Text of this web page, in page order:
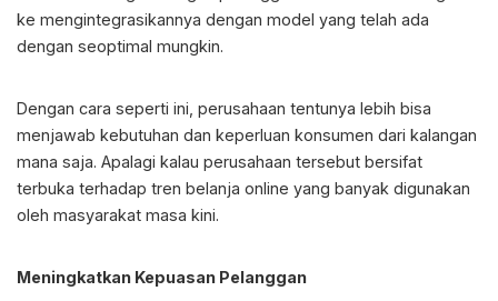
ke mengintegrasikannya dengan model yang telah ada
dengan seoptimal mungkin.
Dengan cara seperti ini, perusahaan tentunya lebih bisa
menjawab kebutuhan dan keperluan konsumen dari kalangan
mana saja. Apalagi kalau perusahaan tersebut bersifat
terbuka terhadap tren belanja online yang banyak digunakan
oleh masyarakat masa kini.
Meningkatkan Kepuasan Pelanggan